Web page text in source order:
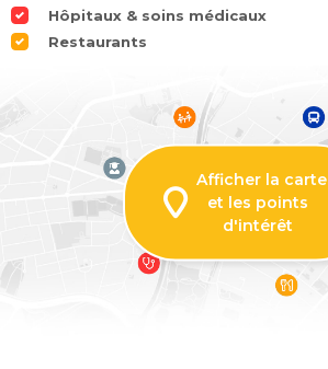
Hôpitaux & soins médicaux
Restaurants
Afficher la carte
et les points
d'intérêt